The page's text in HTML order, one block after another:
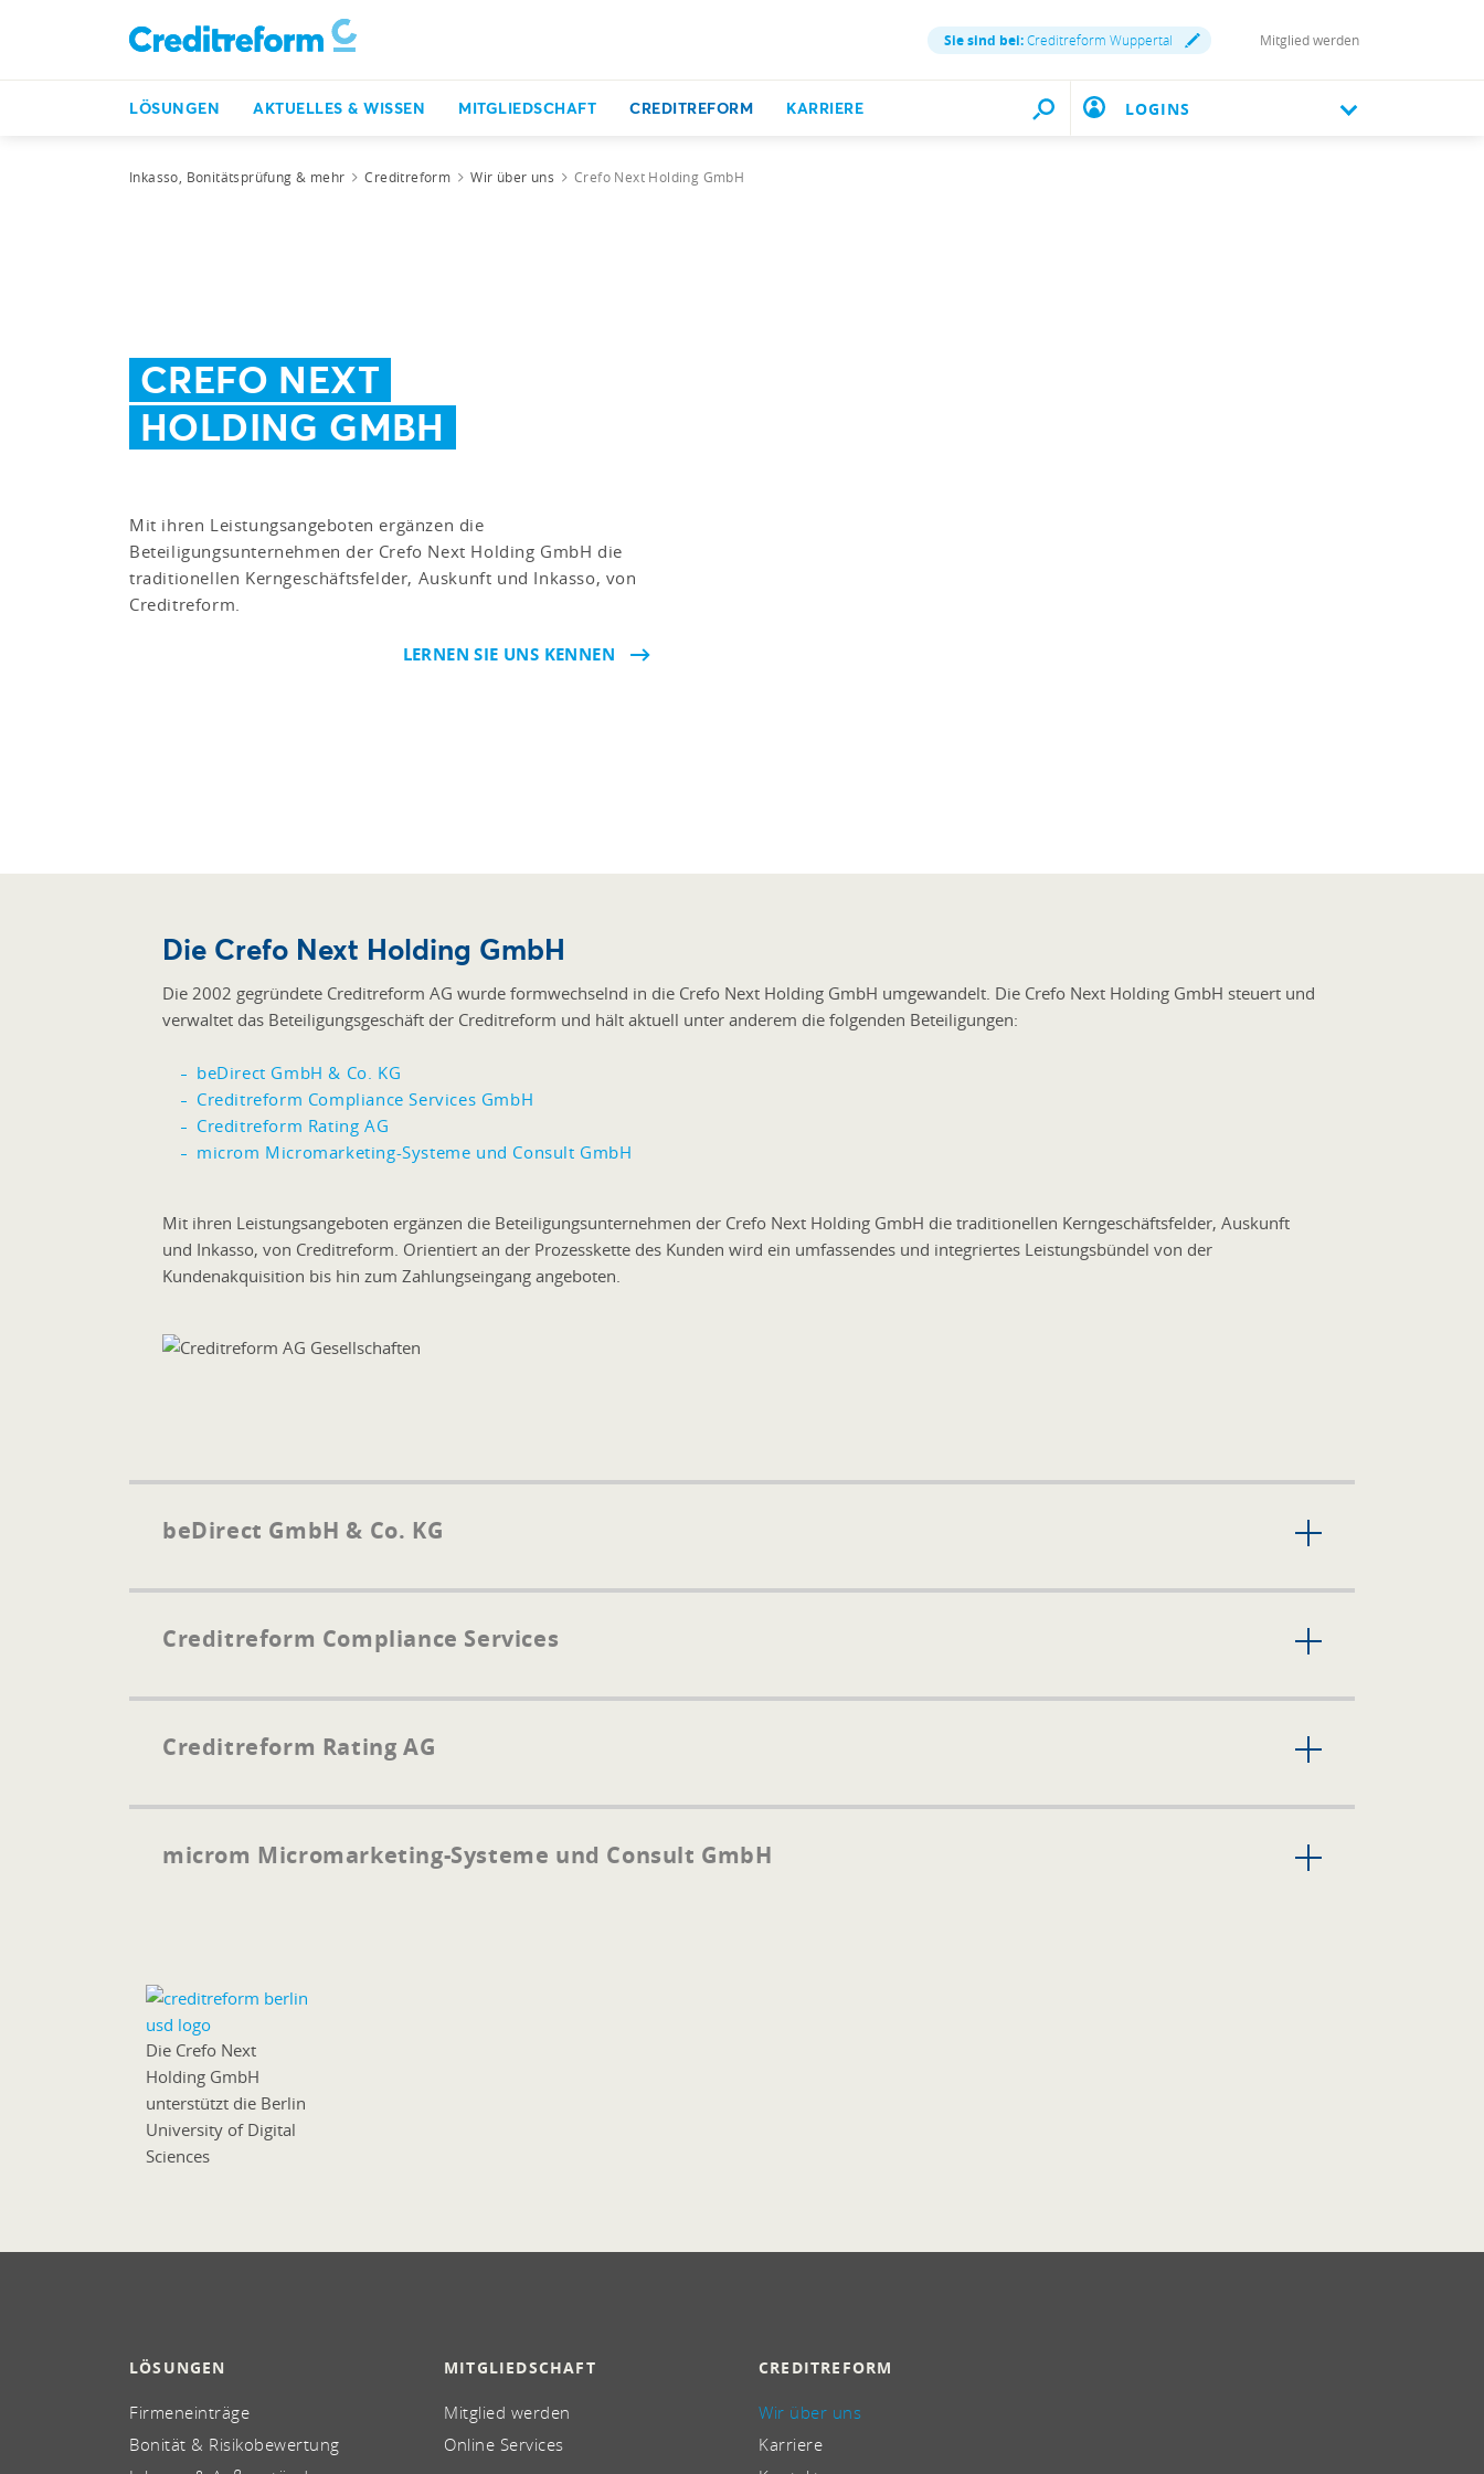
Sie sind bei:Creditreform Wuppertal Mitglied werden
LÖSUNGEN AKTUELLES & WISSEN MITGLIEDSCHAFT CREDITREFORM KARRIERE LOGINS
Inkasso, Bonitätsprüfung & mehr Creditreform Wir über uns Crefo Next Holding GmbH
CREFO NEXT
HOLDING GMBH
Mit ihren Leistungsangeboten ergänzen die
Beteiligungsunternehmen der Crefo Next Holding GmbH die
traditionellen Kerngeschäftsfelder, Auskunft und Inkasso, von
Creditreform.
LERNEN SIE UNS KENNEN
Die Crefo Next Holding GmbH
Die 2002 gegründete Creditreform AG wurde formwechselnd in die Crefo Next Holding GmbH umgewandelt. Die Crefo Next Holding GmbH steuert und
verwaltet das Beteiligungsgeschäft der Creditreform und hält aktuell unter anderem die folgenden Beteiligungen:
beDirect GmbH & Co. KG
Creditreform Compliance Services GmbH
Creditreform Rating AG
microm Micromarketing-Systeme und Consult GmbH
Mit ihren Leistungsangeboten ergänzen die Beteiligungsunternehmen der Crefo Next Holding GmbH die traditionellen Kerngeschäftsfelder, Auskunft
und Inkasso, von Creditreform. Orientiert an der Prozesskette des Kunden wird ein umfassendes und integriertes Leistungsbündel von der
Kundenakquisition bis hin zum Zahlungseingang angeboten.
beDirect GmbH & Co. KG
Creditreform Compliance Services
Creditreform Rating AG
microm Micromarketing-Systeme und Consult GmbH
Die Crefo Next
Holding GmbH
unterstützt die Berlin
University of Digital
Sciences
LÖSUNGEN
Firmeneinträge
Bonität & Risikobewertung
MITGLIEDSCHAFT
Mitglied werden
Online Services
CREDITREFORM
Wir über uns
Karriere